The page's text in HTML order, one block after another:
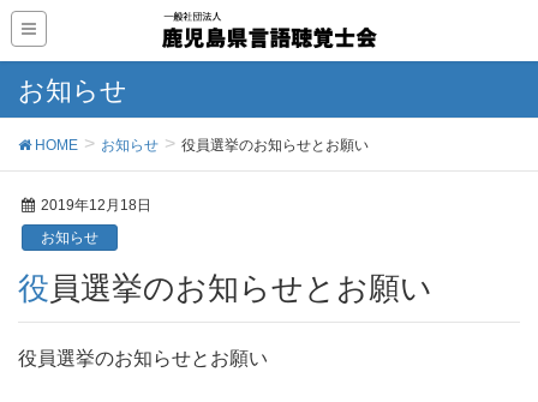
お知らせ
HOME お知らせ 役員選挙のお知らせとお願い
2019年12月18日
お知らせ
役員選挙のお知らせとお願い
役員選挙のお知らせとお願い